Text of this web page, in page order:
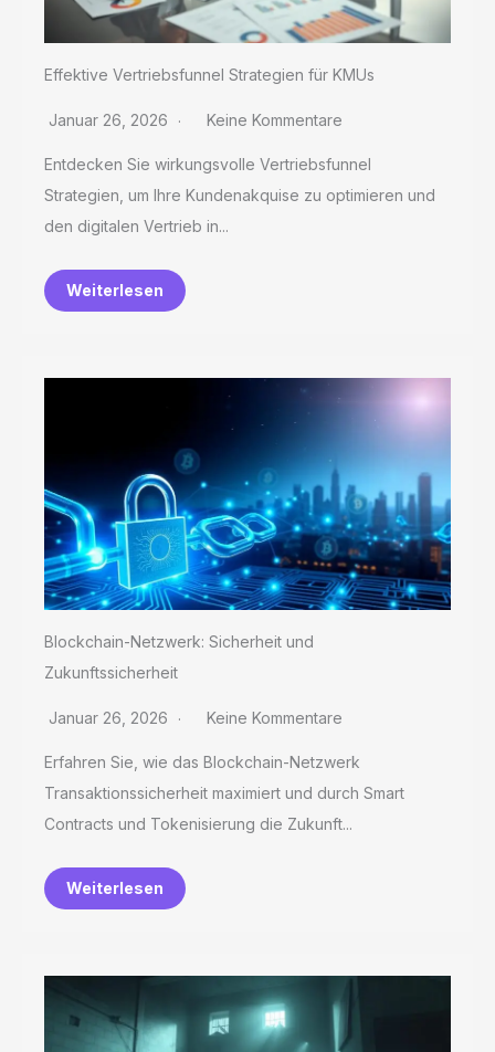
Effektive Vertriebsfunnel Strategien für KMUs
Januar 26, 2026 Keine Kommentare
Entdecken Sie wirkungsvolle Vertriebsfunnel
Strategien, um Ihre Kundenakquise zu optimieren und
den digitalen Vertrieb in...
Weiterlesen
Blockchain-Netzwerk: Sicherheit und
Zukunftssicherheit
Januar 26, 2026 Keine Kommentare
Erfahren Sie, wie das Blockchain-Netzwerk
Transaktionssicherheit maximiert und durch Smart
Contracts und Tokenisierung die Zukunft...
Weiterlesen